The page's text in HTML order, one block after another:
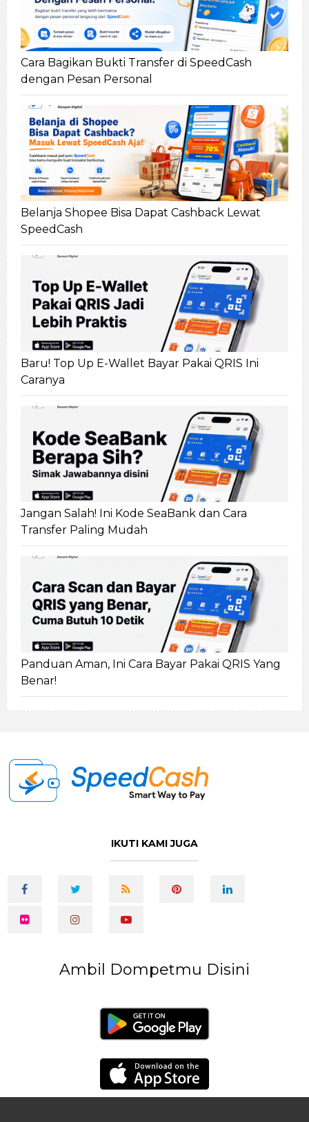
Cara Bagikan Bukti Transfer di SpeedCash
dengan Pesan Personal
Belanja Shopee Bisa Dapat Cashback Lewat
SpeedCash
Baru! Top Up E-Wallet Bayar Pakai QRIS Ini
Caranya
Jangan Salah! Ini Kode SeaBank dan Cara
Transfer Paling Mudah
Panduan Aman, Ini Cara Bayar Pakai QRIS Yang
Benar!
IKUTI KAMI JUGA
Ambil Dompetmu Disini